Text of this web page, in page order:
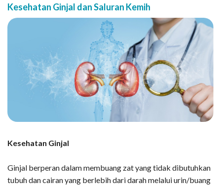
Kesehatan Ginjal dan Saluran Kemih
Kesehatan Ginjal
Ginjal berperan dalam membuang zat yang tidak dibutuhkan
tubuh dan cairan yang berlebih dari darah melalui urin/buang